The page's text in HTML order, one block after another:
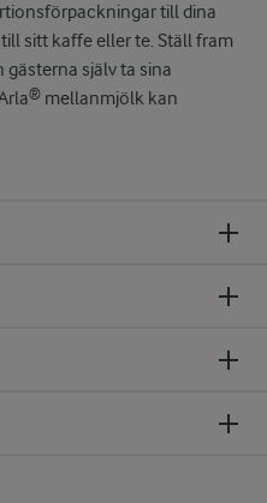
till dina
sitt kaffe eller te. Ställ fram
själv ta sina
mellanmjölk kan